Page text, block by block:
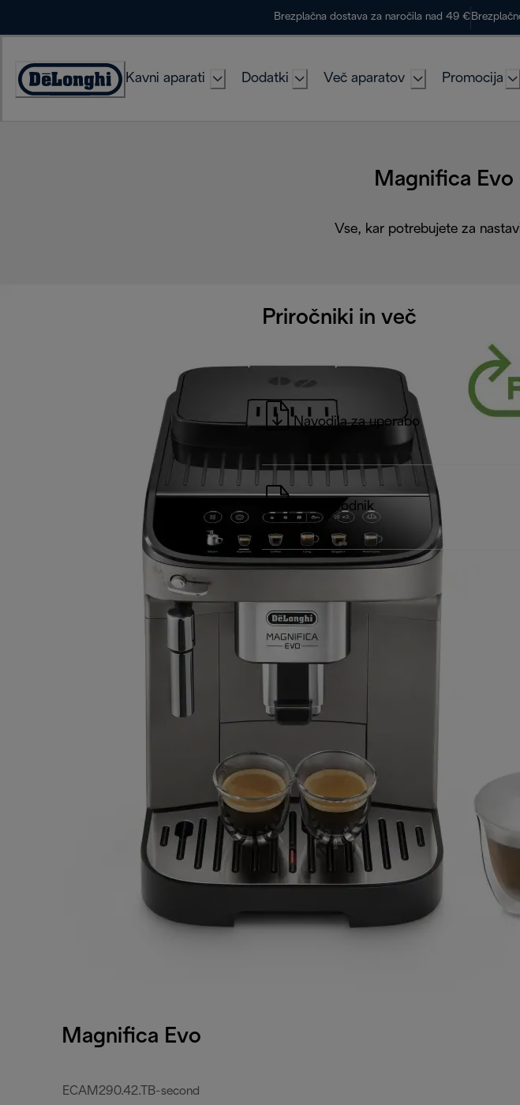
Brezplačna dostava za naročila nad 49 €
Accessibility
Kavni aparati Dodatki Več aparatov Promocija
Magnifica
Vse, kar potrebujete za
Magnifica Evo
ECAM290.42.TB-second
Priročniki in več
Navodila za uporabo
Kratki vodnik